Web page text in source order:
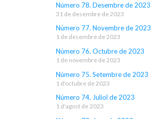
Número 78. Desembre de 2023
31 de desembre de 2023
Número 77. Novembre de 2023
1 de desembre de 2023
Número 76. Octubre de 2023
1 de novembre de 2023
Número 75. Setembre de 2023
1 d'octubre de 2023
Número 74. Juliol de 2023
1 d'agost de 2023